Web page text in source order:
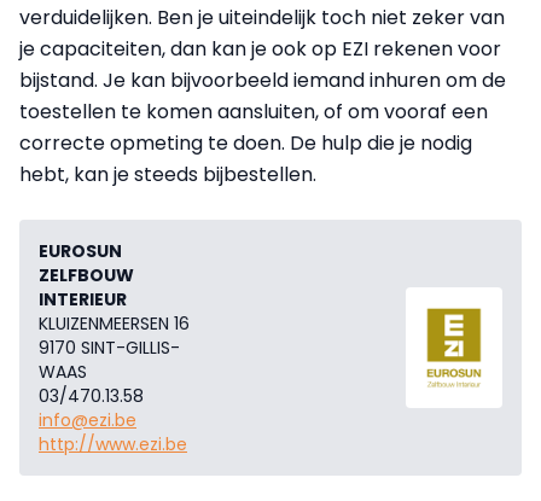
verduidelijken. Ben je uiteindelijk toch niet zeker van
je capaciteiten, dan kan je ook op EZI rekenen voor
bijstand. Je kan bijvoorbeeld iemand inhuren om de
toestellen te komen aansluiten, of om vooraf een
correcte opmeting te doen. De hulp die je nodig
hebt, kan je steeds bijbestellen.
EUROSUN
ZELFBOUW
INTERIEUR
KLUIZENMEERSEN 16
9170 SINT-GILLIS-
WAAS
03/470.13.58
info@ezi.be
http://www.ezi.be